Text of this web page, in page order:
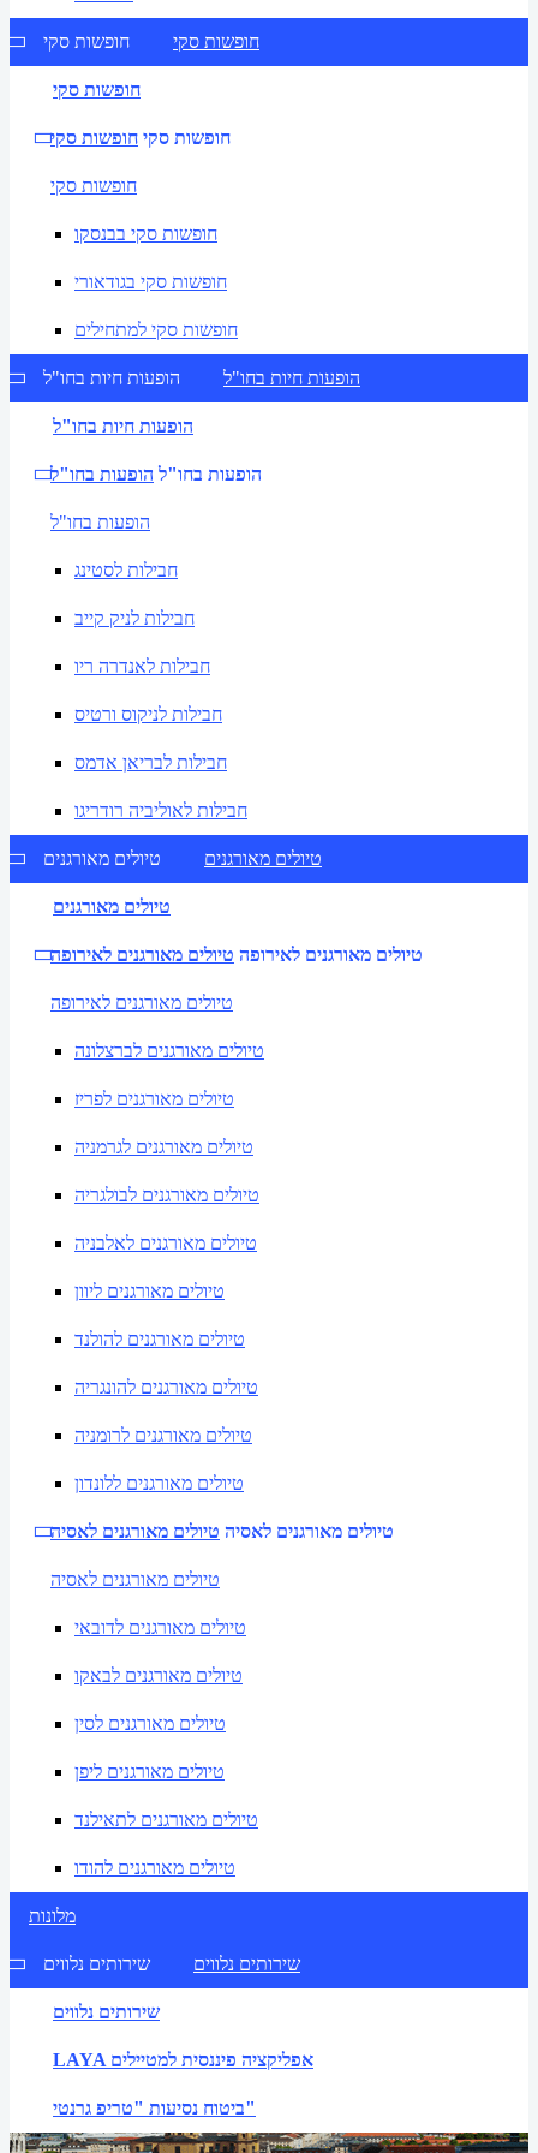
חופשות סקי חופשות סקי
חופשות סקי
חופשות סקי חופשות סקי
חופשות סקי
חופשות סקי בבנסקו
חופשות סקי בגודאורי
חופשות סקי למתחילים
הופעות חיות בחו"ל הופעות חיות בחו"ל
הופעות חיות בחו"ל
הופעות בחו"ל הופעות בחו"ל
הופעות בחו"ל
חבילות לסטינג
חבילות לניק קייב
חבילות לאנדרה ריו
חבילות לניקוס ורטיס
חבילות לבריאן אדמס
חבילות לאוליביה רודריגו
טיולים מאורגנים טיולים מאורגנים
טיולים מאורגנים
טיולים מאורגנים לאירופה טיולים מאורגנים לאירופה
טיולים מאורגנים לאירופה
טיולים מאורגנים לברצלונה
טיולים מאורגנים לפריז
טיולים מאורגנים לגרמניה
טיולים מאורגנים לבולגריה
טיולים מאורגנים לאלבניה
טיולים מאורגנים ליוון
טיולים מאורגנים להולנד
טיולים מאורגנים להונגריה
טיולים מאורגנים לרומניה
טיולים מאורגנים ללונדון
טיולים מאורגנים לאסיה טיולים מאורגנים לאסיה
טיולים מאורגנים לאסיה
טיולים מאורגנים לדובאי
טיולים מאורגנים לבאקו
טיולים מאורגנים לסין
טיולים מאורגנים ליפן
טיולים מאורגנים לתאילנד
טיולים מאורגנים להודו
מלונות
שירותים נלווים שירותים נלווים
שירותים נלווים
LAYA אפליקציה פיננסית למטיילים
ביטוח נסיעות "טריפ גרנטי"